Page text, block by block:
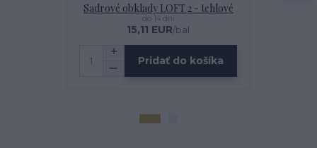
Sadrové obklady LOFT 2 - tehlové
15,11 EUR/bal
do 14 dní
Pridať do košíka